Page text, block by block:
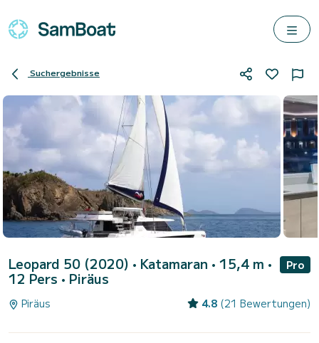
Suchergebnisse
Leopard 50 (2020) • Katamaran • 15,4 m •
12 Pers • Piräus
Pro
Piräus 4.8 (21 Bewertungen)